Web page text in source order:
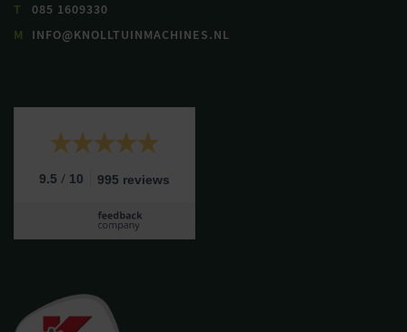
T
085 1609330
M
INFO@KNOLLTUINMACHINES.NL
9.5 / 10 995 reviews